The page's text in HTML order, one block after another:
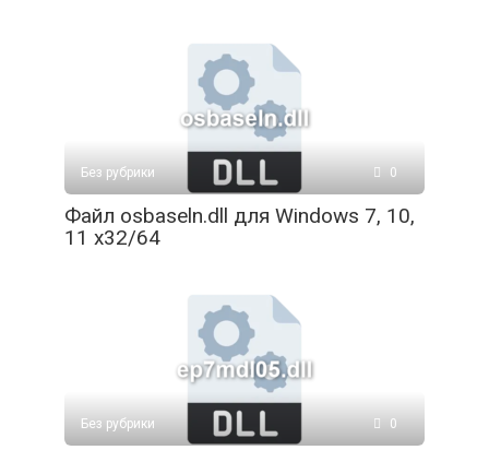
Без рубрики 0
Файл osbaseln.dll для Windows 7, 10,
11 x32/64
Без рубрики 0